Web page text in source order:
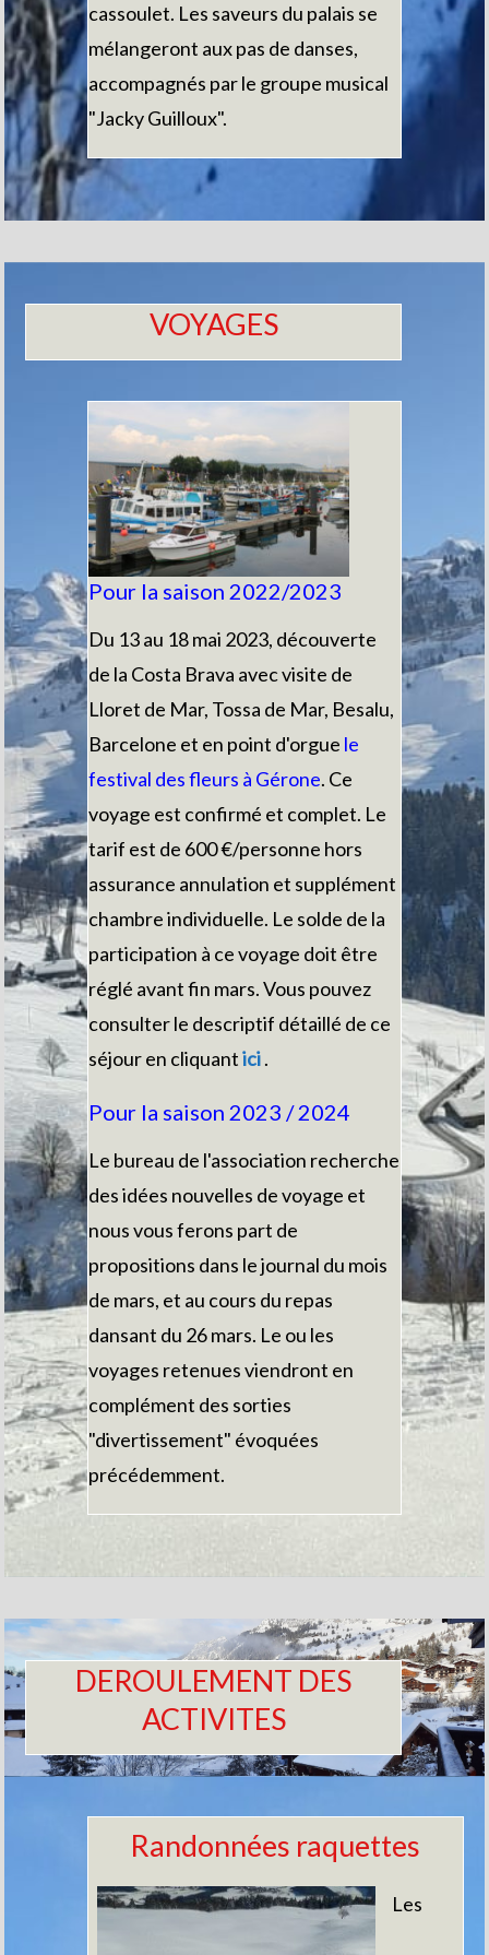
cassoulet. Les saveurs du palais se
mélangeront aux pas de danses,
accompagnés par le groupe musical
"Jacky Guilloux".
VOYAGES
Pour la saison 2022/2023
Du 13 au 18 mai 2023, découverte
de la Costa Brava avec visite de
Lloret de Mar, Tossa de Mar, Besalu,
Barcelone et en point d'orgue le
festival des fleurs à Gérone. Ce
voyage est confirmé et complet. Le
tarif est de 600 €/personne hors
assurance annulation et supplément
chambre individuelle. Le solde de la
participation à ce voyage doit être
réglé avant fin mars. Vous pouvez
consulter le descriptif détaillé de ce
séjour en cliquantici.
Pour la saison 2023 / 2024
Le bureau de l'association recherche
des idées nouvelles de voyage et
nous vous ferons part de
propositions dans le journal du mois
de mars, et au cours du repas
dansant du 26 mars. Le ou les
voyages retenues viendront en
complément des sorties
"divertissement" évoquées
précédemment.
DEROULEMENT DES
ACTIVITES
Randonnées raquettes
Les